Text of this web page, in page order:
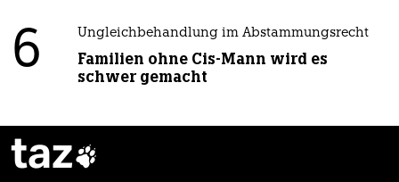
6 Ungleichbehandlung im Abstammungsrecht
Familien ohne Cis-Mann wird es
schwer gemacht
taz